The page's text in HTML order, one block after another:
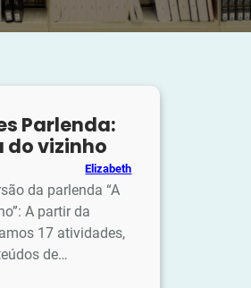
Parlenda:
do vizinho
Elizabeth
da parlenda “A
A partir da
17 atividades,
de…